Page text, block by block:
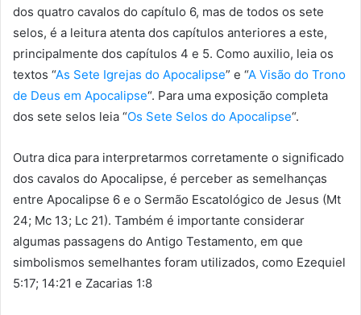
dos quatro cavalos do capítulo 6, mas de todos os sete
selos, é a leitura atenta dos capítulos anteriores a este,
principalmente dos capítulos 4 e 5. Como auxilio, leia os
textos “As Sete Igrejas do Apocalipse” e “A Visão do Trono
de Deus em Apocalipse“. Para uma exposição completa
dos sete selos leia “Os Sete Selos do Apocalipse“.
Outra dica para interpretarmos corretamente o significado
dos cavalos do Apocalipse, é perceber as semelhanças
entre Apocalipse 6 e o Sermão Escatológico de Jesus (Mt
24; Mc 13; Lc 21). Também é importante considerar
algumas passagens do Antigo Testamento, em que
simbolismos semelhantes foram utilizados, como Ezequiel
5:17; 14:21 e Zacarias 1:8